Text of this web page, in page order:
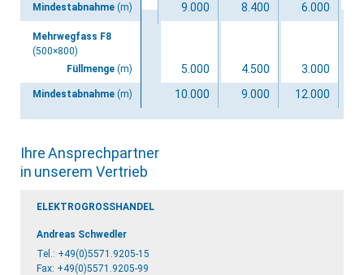
Mindestabnahme (m)
Mehrwegfass F8
(500×800)
Füllmenge (m)
Mindestabnahme (m)
9.000
5.000
10.000
8.400
4.500
9.000
6.000
3.000
12.000
Ihre Ansprechpartner
in unserem Vertrieb
ELEKTROGROSSHANDEL
Andreas Schwedler
Tel.: +49(0)5571.9205-15
Fax: +49(0)5571.9205-99